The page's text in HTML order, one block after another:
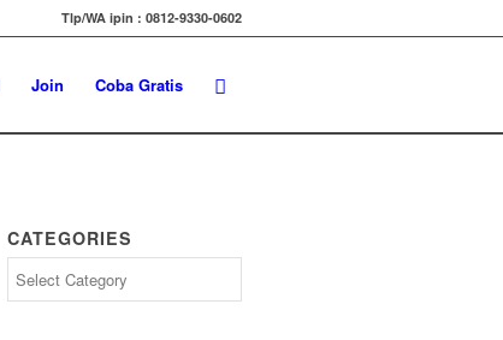
Tlp/WA ipin : 0812-9330-0602
Join Coba Gratis
CATEGORIES